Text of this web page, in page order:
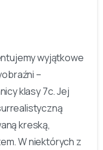
wyjątkowe
–
klasy 7c. Jej
kreską,
W niektórych z